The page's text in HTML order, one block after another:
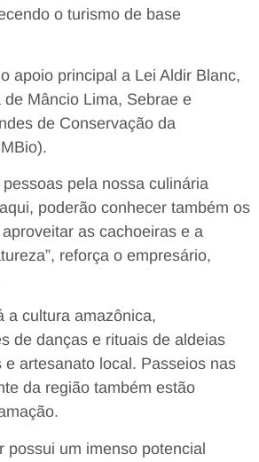
o turismo de base
apoio principal a Lei Aldir Blanc,
de Mâncio Lima, Sebrae e
de Conservação da
pela nossa culinária
poderão conhecer também os
as cachoeiras e a
reforça o empresário,
a cultura amazônica,
de danças e rituais de aldeias
e artesanato local. Passeios nas
da região também estão
possui um imenso potencial